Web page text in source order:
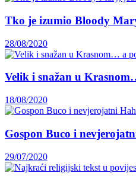
Tko je izumio Bloody
28/08/2020
Velik i snažan u
18/08/2020
Gospon Buco i
29/07/2020